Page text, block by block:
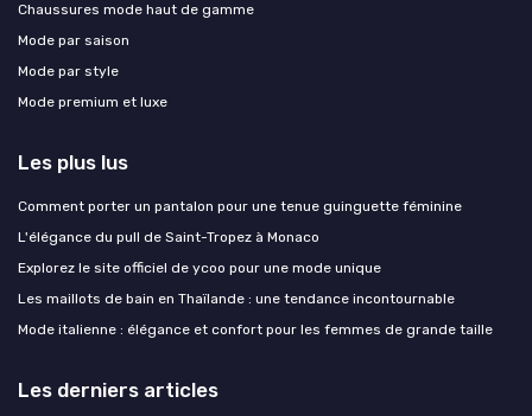
Chaussures mode haut de gamme
Mode par saison
Mode par style
Mode premium et luxe
Les plus lus
Comment porter un pantalon pour une tenue guinguette féminine
L'élégance du pull de Saint-Tropez à Monaco
Explorez le site officiel de ycoo pour une mode unique
Les maillots de bain en Thaïlande : une tendance incontournable
Mode italienne : élégance et confort pour les femmes de grande taille
Les derniers articles